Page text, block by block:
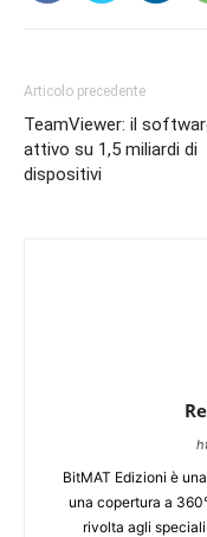
Articolo precedente
TeamViewer: il
attivo su 1,5 miliardi di
dispositivi
BitMAT Edizioni è
una copertura a
rivolta agli